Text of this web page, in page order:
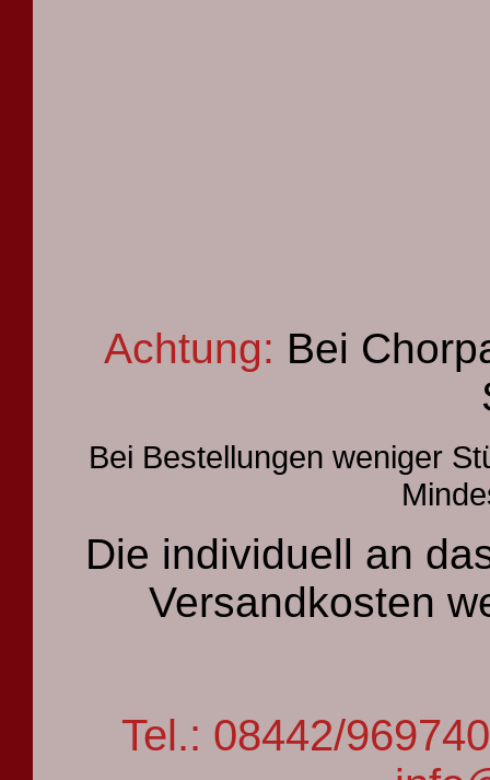
Achtung: Bei
Bei Bestellungen weniger
Die individuell an
Versandkosten
Tel.: 08442/